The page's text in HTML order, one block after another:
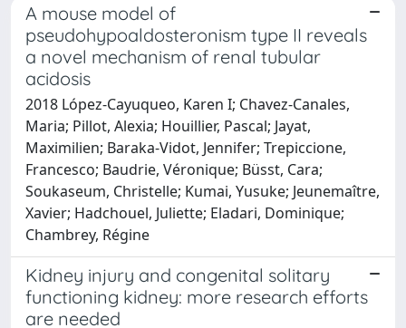
A mouse model of
pseudohypoaldosteronism type II reveals
a novel mechanism of renal tubular
acidosis
2018 López-Cayuqueo, Karen I; Chavez-Canales,
Maria; Pillot, Alexia; Houillier, Pascal; Jayat,
Maximilien; Baraka-Vidot, Jennifer; Trepiccione,
Francesco; Baudrie, Véronique; Büsst, Cara;
Soukaseum, Christelle; Kumai, Yusuke; Jeunemaître,
Xavier; Hadchouel, Juliette; Eladari, Dominique;
Chambrey, Régine
Kidney injury and congenital solitary
functioning kidney: more research efforts
are needed